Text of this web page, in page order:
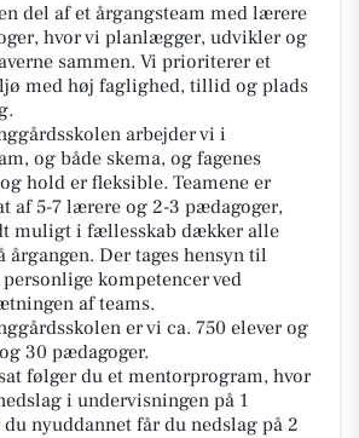
del af et årgangsteam med lærere
hvor vi planlægger, udvikler og
sammen. Vi prioriterer et
med høj faglighed, tillid og plads
arbejder vi i
og både skema, og fagenes
hold er fleksible. Teamene er
af 5-7 lærere og 2-3 pædagoger,
muligt i fællesskab dækker alle
årgangen. Der tages hensyn til
kompetencer ved
af teams.
er vi ca. 750 elever og
30 pædagoger.
følger du et mentorprogram, hvor
i undervisningen på 1
nyuddannet får du nedslag på 2